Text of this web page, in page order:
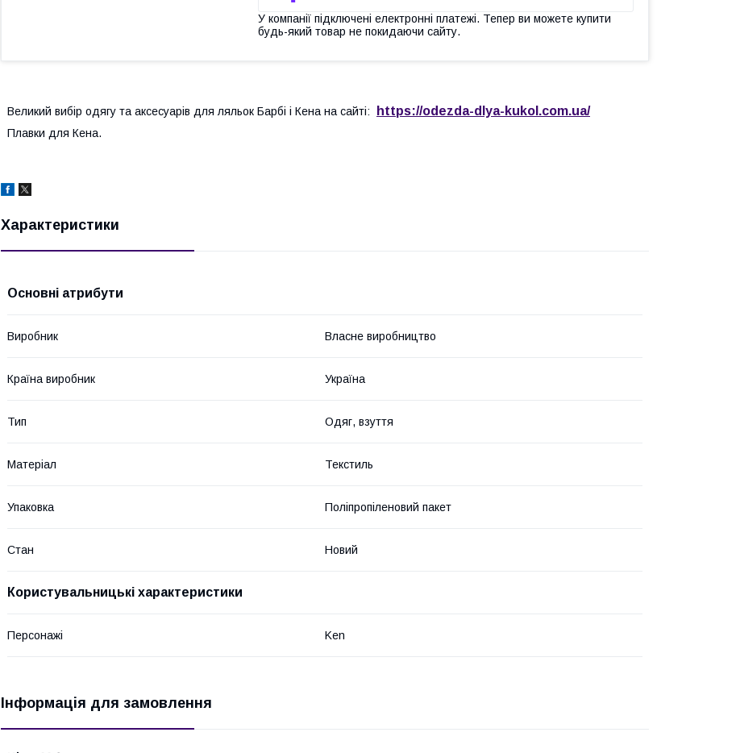
У компанії підключені електронні платежі. Тепер ви можете купити
будь-який товар не покидаючи сайту.
Великий вибір одягу та аксесуарів для ляльок Барбі і Кена на сайті: https://odezda-dlya-kukol.com.ua/
Плавки для Кена.
Характеристики
Основні атрибути
Виробник Власне виробництво
Країна виробник Україна
Тип Одяг, взуття
Матеріал Текстиль
Упаковка Поліпропіленовий пакет
Стан Новий
Користувальницькі характеристики
Персонажі Ken
Інформація для замовлення